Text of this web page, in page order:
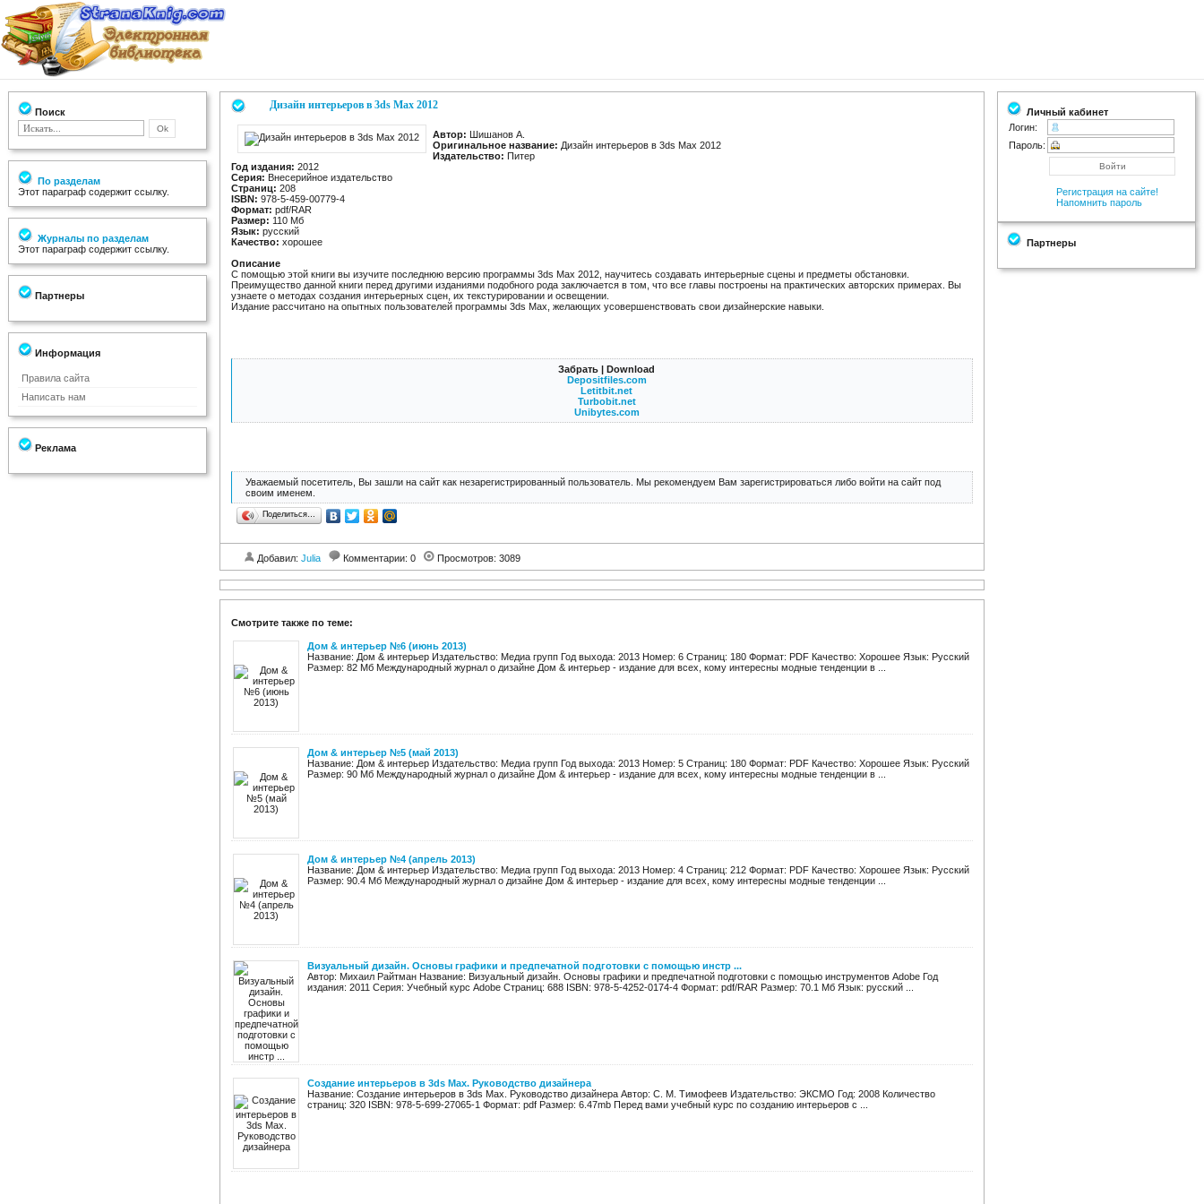
Поиск
По разделам
Этот параграф содержит ссылку.
Журналы по разделам
Этот параграф содержит ссылку.
Партнеры
Информация
Правила сайта
Написать нам
Реклама
Дизайн интерьеров в 3ds Max 2012
Автор: Шишанов А.
Оригинальное название: Дизайн интерьеров в 3ds Max 2012
Издательство: Питер
Год издания: 2012
Серия: Внесерийное издательство
Страниц: 208
ISBN: 978-5-459-00779-4
Формат: pdf/RAR
Размер: 110 Мб
Язык: русский
Качество: хорошее
Описание
С помощью этой книги вы изучите последнюю версию программы 3ds Max 2012, научитесь создавать интерьерные сцены и предметы обстановки.
Преимущество данной книги перед другими изданиями подобного рода заключается в том, что все главы построены на практических авторских примерах. Вы
узнаете о методах создания интерьерных сцен, их текстурировании и освещении.
Издание рассчитано на опытных пользователей программы 3ds Max, желающих усовершенствовать свои дизайнерские навыки.
Забрать | Download
Depositfiles.com
Letitbit.net
Turbobit.net
Unibytes.com
Уважаемый посетитель, Вы зашли на сайт как незарегистрированный пользователь. Мы рекомендуем Вам зарегистрироваться либо войти на сайт под
своим именем.
Поделиться…
Добавил: Julia Комментарии: 0 Просмотров: 3089
Смотрите также по теме:
Дом & интерьер №6 (июнь 2013)
Название: Дом & интерьер Издательство: Медиа групп Год выхода: 2013 Номер: 6 Страниц: 180 Формат: PDF Качество: Хорошее Язык: Русский
Размер: 82 Мб Международный журнал о дизайне Дом & интерьер - издание для всех, кому интересны модные тенденции в ...
Дом & интерьер №5 (май 2013)
Название: Дом & интерьер Издательство: Медиа групп Год выхода: 2013 Номер: 5 Страниц: 180 Формат: PDF Качество: Хорошее Язык: Русский
Размер: 90 Мб Международный журнал о дизайне Дом & интерьер - издание для всех, кому интересны модные тенденции в ...
Дом & интерьер №4 (апрель 2013)
Название: Дом & интерьер Издательство: Медиа групп Год выхода: 2013 Номер: 4 Страниц: 212 Формат: PDF Качество: Хорошее Язык: Русский
Размер: 90.4 Мб Международный журнал о дизайне Дом & интерьер - издание для всех, кому интересны модные тенденции ...
Визуальный дизайн. Основы графики и предпечатной подготовки с помощью инстр ...
Автор: Михаил Райтман Название: Визуальный дизайн. Основы графики и предпечатной подготовки с помощью инструментов Adobe Год
издания: 2011 Серия: Учебный курс Adobe Страниц: 688 ISBN: 978-5-4252-0174-4 Формат: pdf/RAR Размер: 70.1 Мб Язык: русский ...
Создание интерьеров в 3ds Max. Руководство дизайнера
Название: Создание интерьеров в 3ds Max. Руководство дизайнера Автор: С. М. Тимофеев Издательство: ЭКСМО Год: 2008 Количество
страниц: 320 ISBN: 978-5-699-27065-1 Формат: pdf Размер: 6.47mb Перед вами учебный курс по созданию интерьеров с ...
Личный кабинет
Логин:
Пароль:
Регистрация на сайте!
Напомнить пароль
Партнеры